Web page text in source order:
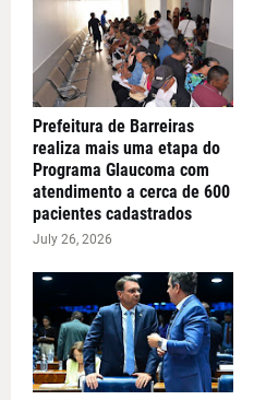
Prefeitura de Barreiras
realiza mais uma etapa do
Programa Glaucoma com
atendimento a cerca de 600
pacientes cadastrados
July 26, 2026